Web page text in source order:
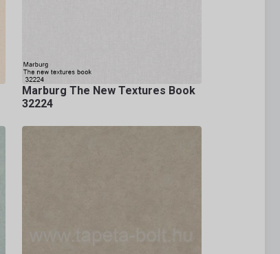
Marburg The New Textures Book
32224